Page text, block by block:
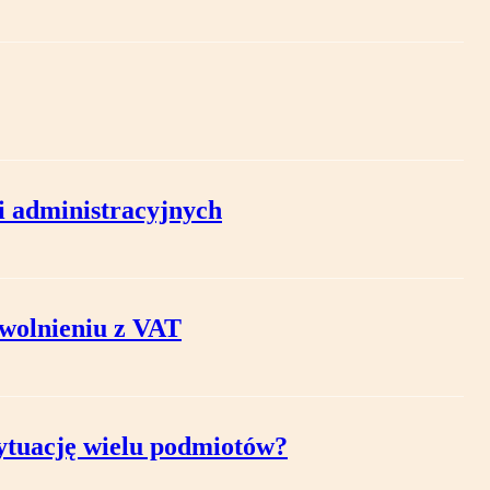
administracyjnych
z VAT
wielu podmiotów?